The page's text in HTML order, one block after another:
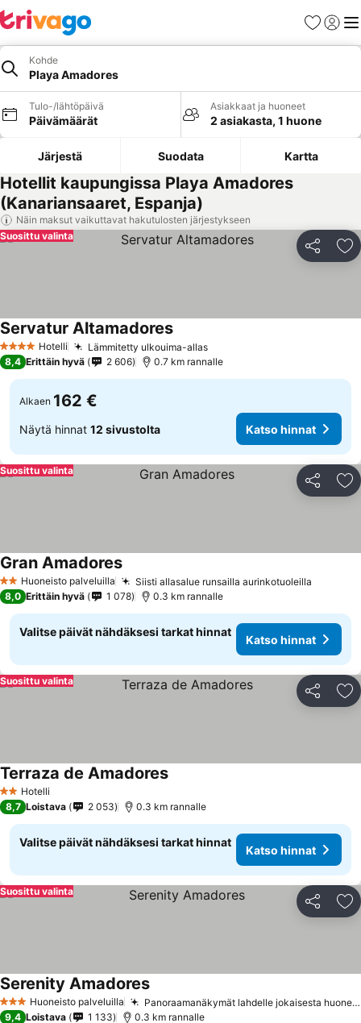
Suosikit
Kohde
Playa Amadores
Tulo-/lähtöpäivä
Päivämäärät
Asiakkaat ja huoneet
2 asiakasta, 1 huone
Järjestä Suodata Kartta
Hotellit kaupungissa Playa Amadores
(Kanariansaaret, Espanja)
Näin maksut vaikuttavat hakutulosten järjestykseen
Jaa
Suosittu valinta
4 Tähtiluokitus
Hotelli Lämmitetty ulkouima-allas
Servatur Altamadores
8,4 Erittäin hyvä 2 606 0.7 km rannalle
Alkaen 162 €
Näytä hinnat 12 sivustolta Katso hinnat
Jaa
Suosittu valinta
2 Tähtiluokitus
Huoneisto palveluilla Siisti allasalue runsailla aurinkotuoleilla
Gran Amadores
8,0 Erittäin hyvä 1 078 0.3 km rannalle
Valitse päivät nähdäksesi tarkat hinnat
Katso hinnat
Jaa
Suosittu valinta
2 Tähtiluokitus
Hotelli
Terraza de Amadores
8,7 Loistava 2 053 0.3 km rannalle
Valitse päivät nähdäksesi tarkat hinnat
Katso hinnat
Jaa
Suosittu valinta
3 Tähtiluokitus
Huoneisto palveluilla Panoraamanäkymät lahdelle jokaisesta huoneesta
Serenity Amadores
9,4 Loistava 1 133 0.3 km rannalle